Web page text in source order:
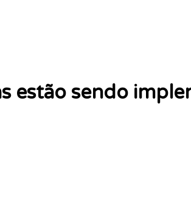
estão sendo